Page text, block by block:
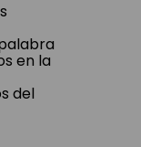
en la
del